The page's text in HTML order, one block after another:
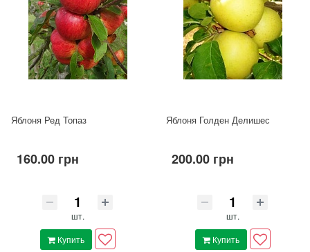
Яблоня Ред Топаз
160.00 грн
шт.
Купить
Яблоня Голден Делишес
200.00 грн
шт.
Купить